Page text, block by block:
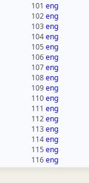
101 eng
102eng
103eng
104eng
105 eng
106eng
107eng
108eng
109eng
110eng
111 eng
112eng
113eng
114eng
115 eng
116eng